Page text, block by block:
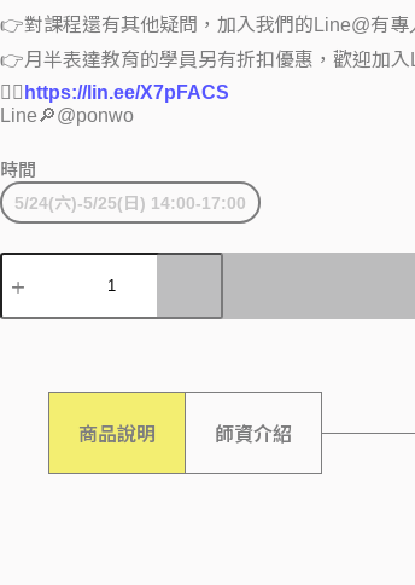
👉對課程還有其他疑問，加入我們的Line@有專
👉月半表達教育的學員另有折扣優惠，歡迎加入
💁‍♀️ https://lin.ee/X7pFACS
Line🔎@ponwo
時間
5/24(六)-5/25(日) 14:00-17:00
商品說明 師資介紹